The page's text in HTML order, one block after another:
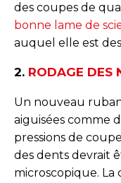
des coupes de
bonne lame de
auquel elle est
2. RODAGE DES
Un nouveau
aiguisées comme
pressions de
des dents devrait
microscopique. La